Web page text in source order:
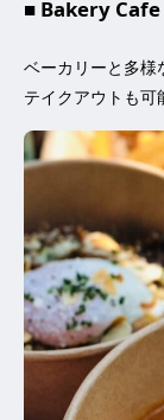
■ Bakery
ベーカリーと多様
テイクアウトも可